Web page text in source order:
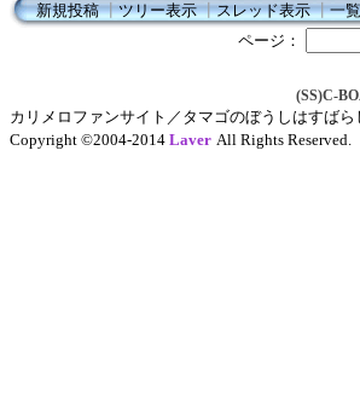
新規投稿┃ツリー表示┃スレッド表示┃一
ページ：
(SS)C-
カリメロファンサイト／タマゴのぼうしはすばら
Copyright ©2004-2014 Laver All Rights Reserved.